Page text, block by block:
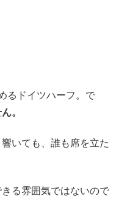
るドイツハーフ。で
。
いても、誰も席を立た
る雰囲気ではないので